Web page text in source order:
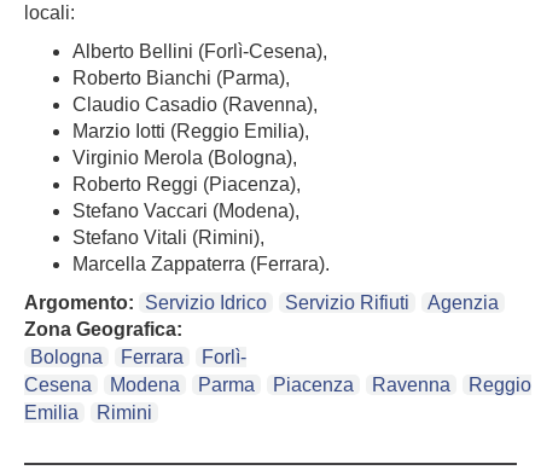
locali:
Alberto Bellini (Forlì-Cesena),
Roberto Bianchi (Parma),
Claudio Casadio (Ravenna),
Marzio Iotti (Reggio Emilia),
Virginio Merola (Bologna),
Roberto Reggi (Piacenza),
Stefano Vaccari (Modena),
Stefano Vitali (Rimini),
Marcella Zappaterra (Ferrara).
Argomento:
Servizio Idrico Servizio Rifiuti
Agenzia
Zona Geografica:
Bologna
Ferrara
Forlì-
Cesena
Modena Parma Piacenza Ravenna
Reggio
Emilia
Rimini